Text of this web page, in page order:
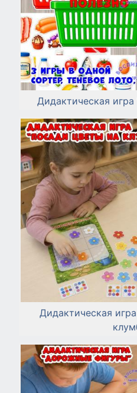
Дидактическая
Дидактическая